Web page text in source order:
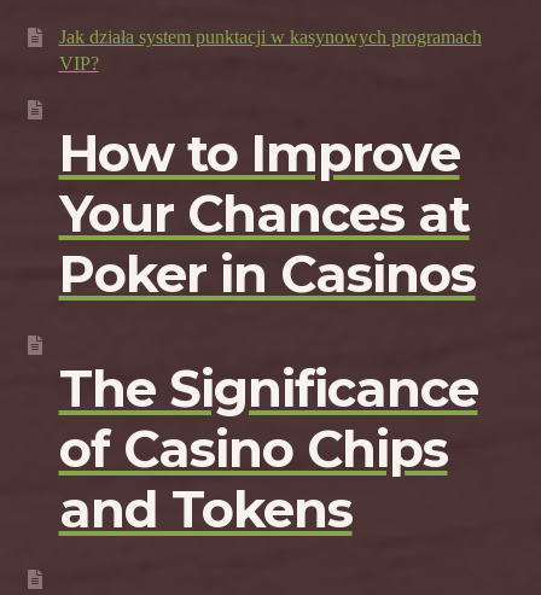
Jak działa system punktacji w kasynowych programach
VIP?
How to Improve
Your Chances at
Poker in Casinos
The Significance
of Casino Chips
and Tokens